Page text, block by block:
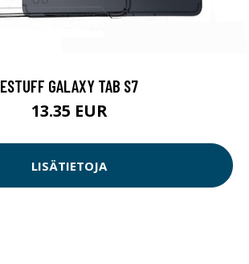
ESTUFF GALAXY TAB S7
13.35 EUR
LISÄTIETOJA